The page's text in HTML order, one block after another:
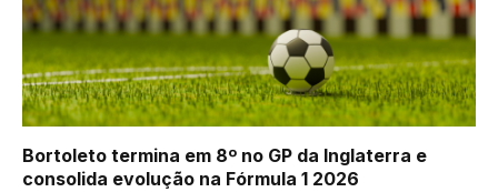
Bortoleto termina em 8º no GP da Inglaterra e
consolida evolução na Fórmula 1 2026